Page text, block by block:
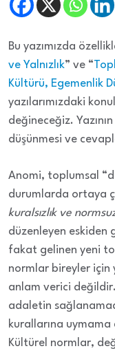
Bu yazımızda
ve Yalnızlık” ve “
Kültürü, Egemenlik
yazılarımızdaki
değineceğiz.
düşünmesi ve
Anomi, toplumsal
durumlarda ortaya
kuralsızlık ve
düzenleyen eskiden
fakat gelinen yeni
normlar bireyler için
anlam verici
adaletin
kurallarına uymama
Kültürel normlar,